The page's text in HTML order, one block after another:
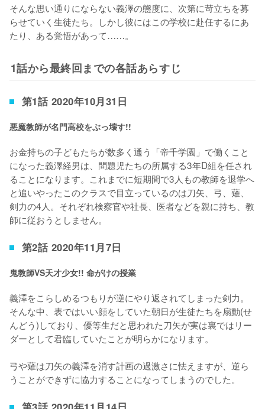
そんな思い通りにならない義澤の態度に、次第に苛立ちを募
らせていく生徒たち。しかし彼にはこの学校に赴任するにあ
たり、ある覚悟があって……。
1話から最終回までの各話あらすじ
第1話 2020年10月31日
悪魔教師が名門高校をぶっ壊す!!
お金持ちの子どもたちが数多く通う「帝千学園」で働くこと
になった義澤経男は、問題児たちの所属する3年D組を任され
ることになります。これまでに短期間で3人もの教師を退学へ
と追いやったこのクラスで目立っているのは刀矢、弓、薙、
剣力の4人。それぞれ検察官や社長、医者などを親に持ち、教
師に従おうとしません。
第2話 2020年11月7日
鬼教師VS天才少女!! 命がけの授業
義澤をこらしめるつもりが逆にやり返されてしまった剣力。
そんな中、表ではいい顔をしていた朝日が生徒たちを扇動(せ
んどう)しており、優等生だと思われた刀矢が実は裏ではリー
ダーとして君臨していたことが明らかになります。
弓や薙は刀矢の義澤を消す計画の過激さに怯えますが、逆ら
うことができずに協力することになってしまうのでした。